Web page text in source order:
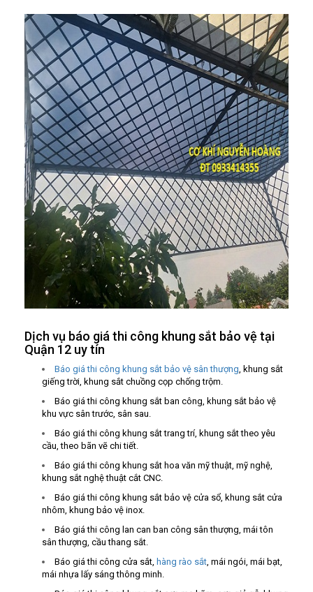
Dịch vụ báo giá thi công khung sắt bảo vệ tại
Quận 12 uy tín
Báo giá thi công khung sắt bảo vệ sân thượng, khung sắt
giếng trời, khung sắt chuồng cọp chống trộm.
Báo giá thi công khung sắt ban công, khung sắt bảo vệ
khu vực sân trước, sân sau.
Báo giá thi công khung sắt trang trí, khung sắt theo yêu
cầu, theo bãn vẽ chi tiết.
Báo giá thi công khung sắt hoa văn mỹ thuật, mỹ nghệ,
khung sắt nghệ thuật cắt CNC.
Báo giá thi công khung sắt bảo vệ cửa sổ, khung sắt cửa
nhôm, khung bảo vệ inox.
Báo giá thi công lan can ban công sân thượng, mái tôn
sân thượng, cầu thang sắt.
Báo giá thi công cửa sắt, hàng rào sắt, mái ngói, mái bạt,
mái nhựa lấy sáng thông minh.